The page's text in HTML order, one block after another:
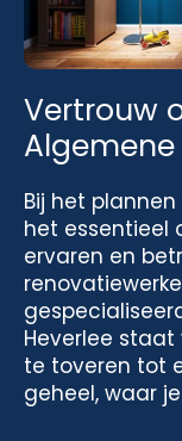
Vertrouw
Bij het
het essentieel
ervaren en
Heverlee
te toveren tot
geheel, waar